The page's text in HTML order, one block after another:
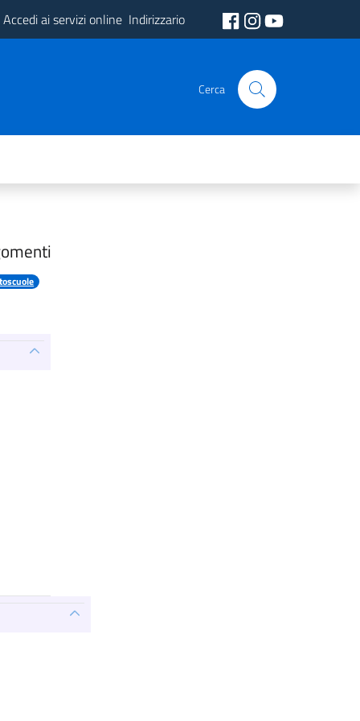
Accedi ai servizi online Indirizzario
Cerca